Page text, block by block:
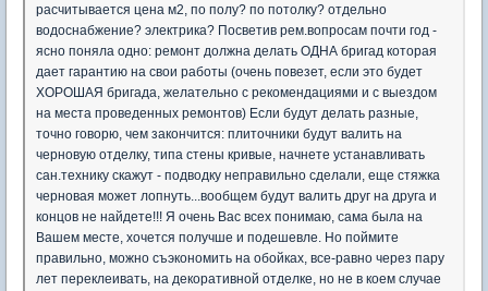
расчитывается цена м2, по полу? по потолку? отдельно
водоснабжение? электрика? Посветив рем.вопросам почти год -
ясно поняла одно: ремонт должна делать ОДНА бригад которая
дает гарантию на свои работы (очень повезет, если это будет
ХОРОШАЯ бригада, желательно с рекомендациями и с выездом
на места проведенных ремонтов) Если будут делать разные,
точно говорю, чем закончится: плиточники будут валить на
черновую отделку, типа стены кривые, начнете устанавливать
сан.технику скажут - подводку неправильно сделали, еще стяжка
черновая может лопнуть...вообщем будут валить друг на друга и
концов не найдете!!! Я очень Вас всех понимаю, сама была на
Вашем месте, хочется получше и подешевле. Но поймите
правильно, можно съэкономить на обойках, все-равно через пару
лет переклеивать, на декоративной отделке, но не в коем случае